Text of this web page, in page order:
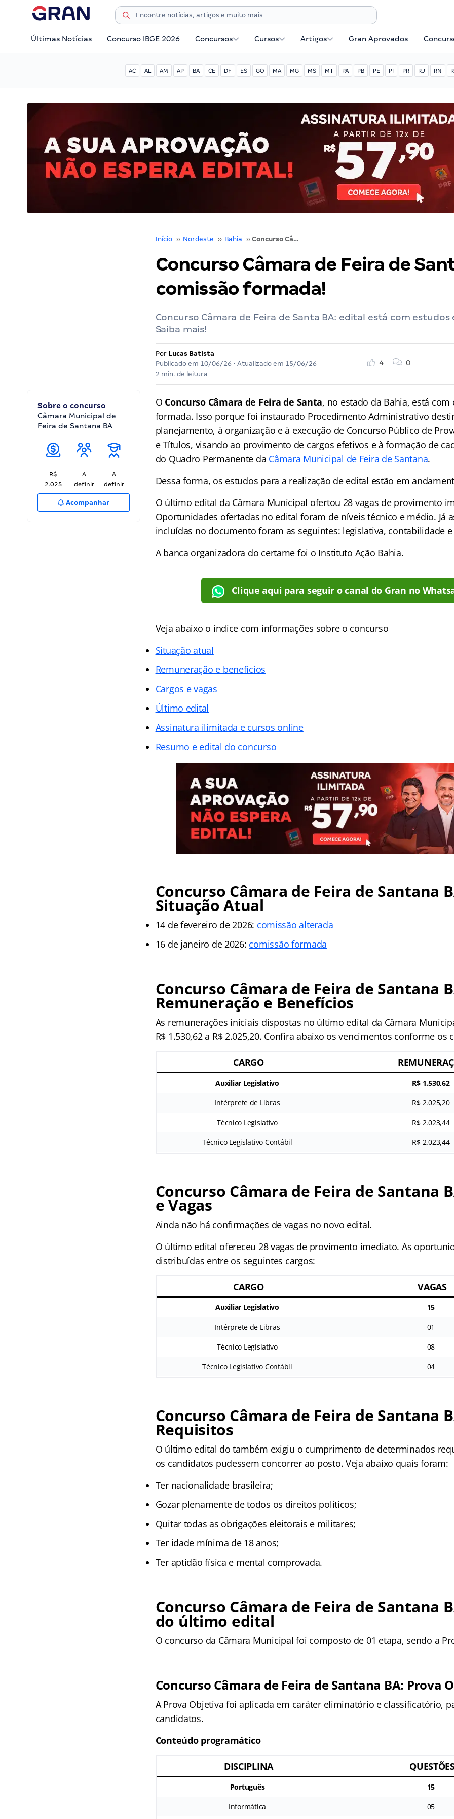
Últimas Notícias Concurso IBGE 2026 Concursos Cursos Artigos Gran Aprovados
AC AL AM AP BA CE DF ES GO MA MG MS MT PA PB PE PI PR RJ RN
Início ›› Nordeste ›› Bahia ›› Concurso Câmara de Feira de Santana BA: comissão formada!
Concurso Câmara de Feira de
comissão formada!
Concurso Câmara de Feira de Santa BA: edital está com
Saiba mais!
Por Lucas Batista
Publicado em 10/06/26 • Atualizado em 15/06/26
2 min. de leitura
4 0
Sobre o concurso
Câmara Municipal de
Feira de Santana BA
R$
2.025
A
definir
A
definir
Acompanhar
O Concurso Câmara de Feira de Santa, no estado da Bahia, está com
formada. Isso porque foi instaurado Procedimento Administrativo
planejamento, à organização e à execução de Concurso Público de
e Títulos, visando ao provimento de cargos efetivos e à formação de
do Quadro Permanente da Câmara Municipal de Feira de Santana.
Dessa forma, os estudos para a realização de edital estão em
O último edital da Câmara Municipal ofertou 28 vagas de provimento
Oportunidades ofertadas no edital foram de níveis técnico e médio. Já
incluídas no documento foram as seguintes: legislativa, contabilidade
A banca organizadora do certame foi o Instituto Ação Bahia.
Clique aqui para seguir o canal do Gran no
Veja abaixo o índice com informações sobre o concurso
Situação atual
Remuneração e benefícios
Cargos e vagas
Último edital
Assinatura ilimitada e cursos online
Resumo e edital do concurso
Concurso Câmara de Feira de Santana
Situação Atual
14 de fevereiro de 2026: comissão alterada
16 de janeiro de 2026: comissão formada
Concurso Câmara de Feira de Santana
Remuneração e Benefícios
As remunerações iniciais dispostas no último edital da Câmara
R$ 1.530,62 a R$ 2.025,20. Confira abaixo os vencimentos conforme os
CARGO
Auxiliar Legislativo R$ 1.530,62
Intérprete de Libras R$ 2.025,20
Técnico Legislativo R$ 2.023,44
Técnico Legislativo Contábil R$ 2.023,44
Concurso Câmara de Feira de Santana
e Vagas
Ainda não há confirmações de vagas no novo edital.
O último edital ofereceu 28 vagas de provimento imediato. As
distribuídas entre os seguintes cargos:
CARGO VAGAS
Auxiliar Legislativo 15
Intérprete de Libras 01
Técnico Legislativo 08
Técnico Legislativo Contábil 04
Concurso Câmara de Feira de Santana
Requisitos
O último edital do também exigiu o cumprimento de determinados
os candidatos pudessem concorrer ao posto. Veja abaixo quais foram:
Ter nacionalidade brasileira;
Gozar plenamente de todos os direitos políticos;
Quitar todas as obrigações eleitorais e militares;
Ter idade mínima de 18 anos;
Ter aptidão física e mental comprovada.
Concurso Câmara de Feira de Santana
do último edital
O concurso da Câmara Municipal foi composto de 01 etapa, sendo a
Concurso Câmara de Feira de Santana BA: Prova
A Prova Objetiva foi aplicada em caráter eliminatório e classificatório,
candidatos.
Conteúdo programático
DISCIPLINA
Português 15
Informática 05